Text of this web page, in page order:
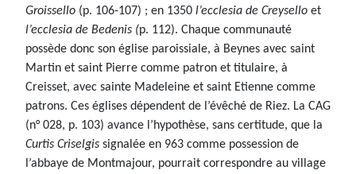
Groissello (p. 106-107) ; en 1350 l’ecclesia de Creysello et
l’ecclesia de Bedenis (p. 112). Chaque communauté
possède donc son église paroissiale, à Beynes avec saint
Martin et saint Pierre comme patron et titulaire, à
Creisset, avec sainte Madeleine et saint Etienne comme
patrons. Ces églises dépendent de l’évêché de Riez. La CAG
(n° 028, p. 103) avance l’hypothèse, sans certitude, que la
Curtis Criselgis signalée en 963 comme possession de
l’abbaye de Montmajour, pourrait correspondre au village